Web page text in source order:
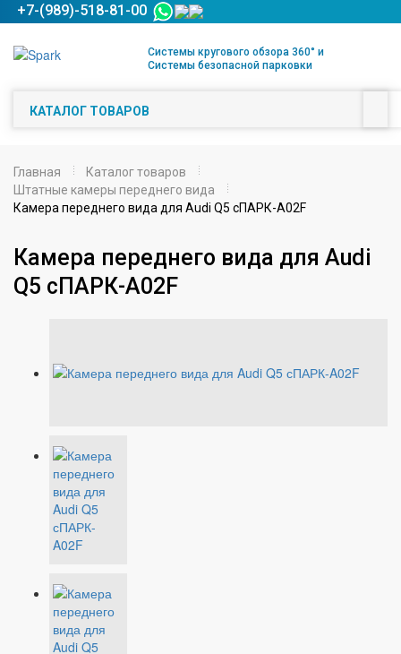
+7-(989)-518-81-00
Системы кругового обзора 360° и
Системы безопасной парковки
КАТАЛОГ ТОВАРОВ
Главная
Каталог товаров
Штатные камеры переднего вида
Камера переднего вида для Audi Q5 сПАРК-A02F
Камера переднего вида для Audi
Q5 сПАРК-A02F